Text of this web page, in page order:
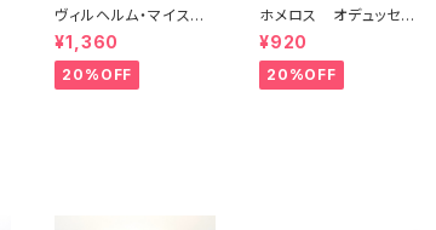
ヴィルヘルム・マイスタ
ーの遍歴時代 (上)(中)
(下)（岩波文庫）
¥1,360
20%OFF
ホメロス オデュッセイ
ア(上)(下) （岩波文庫）
¥920
20%OFF